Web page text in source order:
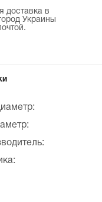
доставка в
Украины